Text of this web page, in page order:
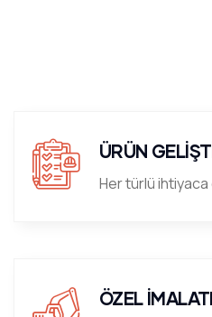
ÜRÜN
Her türlü
ÖZEL